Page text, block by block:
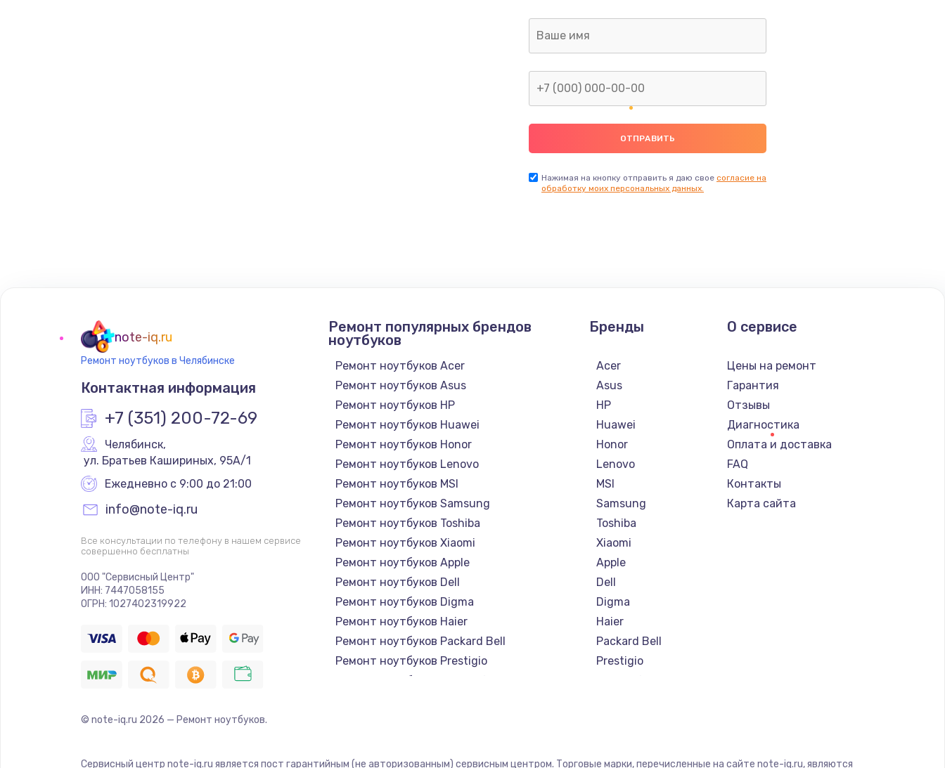
Нажимая на кнопку отправить я даю свое согласие на
обработку моих персональных данных.
note-iq.ru
Ремонт ноутбуков в Челябинске
Контактная информация
+7 (351) 200-72-69
Челябинск,
ул. Братьев Кашириных, 95А/1
Ежедневно с 9:00 до 21:00
info@note-iq.ru
Все консультации по телефону в нашем сервисе
совершенно бесплатны
ООО "Сервисный Центр"
ИНН: 7447058155
ОГРН: 1027402319922
Ремонт популярных брендов
ноутбуков
Ремонт ноутбуков Acer
Ремонт ноутбуков Asus
Ремонт ноутбуков HP
Ремонт ноутбуков Huawei
Ремонт ноутбуков Honor
Ремонт ноутбуков Lenovo
Ремонт ноутбуков MSI
Ремонт ноутбуков Samsung
Ремонт ноутбуков Toshiba
Ремонт ноутбуков Xiaomi
Ремонт ноутбуков Apple
Ремонт ноутбуков Dell
Ремонт ноутбуков Digma
Ремонт ноутбуков Haier
Ремонт ноутбуков Packard Bell
Ремонт ноутбуков Prestigio
Ремонт ноутбуков Microsoft
Ремонт ноутбуков Aorus
Бренды
Acer
Asus
HP
Huawei
Honor
Lenovo
MSI
Samsung
Toshiba
Xiaomi
Apple
Dell
Digma
Haier
Packard Bell
Prestigio
Aorus
О сервисе
Цены на ремонт
Гарантия
Отзывы
Диагностика
Оплата и доставка
FAQ
Контакты
Карта сайта
© note-iq.ru 2026 — Ремонт ноутбуков.
Сервисный центр note-iq.ru является пост гарантийным (не авторизованным) сервисным центром. Торговые марки, перечисленные на сайте note-iq.ru, являются